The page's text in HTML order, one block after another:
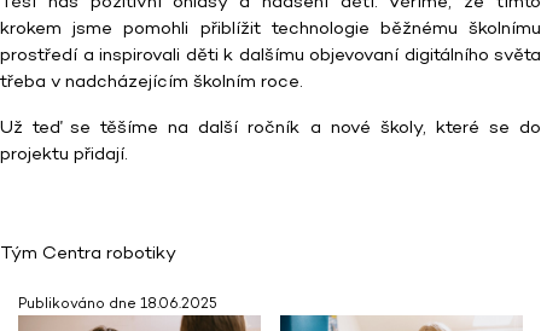
krokem jsme pomohli přiblížit technologie běžnému školnímu
prostředí a inspirovali děti k dalšímu objevovaní digitálního světa
třeba v nadcházejícím školním roce.
Už teď se těšíme na další ročník a nové školy, které se do
projektu přidají.
Tým Centra robotiky
Publikováno dne 18.06.2025